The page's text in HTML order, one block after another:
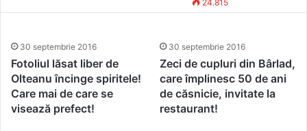
exclusivitate, interviu cu
Ionel Dancă, consilierul
primului ministru!
24.815
30 septembrie 2016
Fotoliul lăsat liber de
Olteanu încinge spiritele!
Care mai de care se
visează prefect!
30 septembrie 2016
Zeci de cupluri din Bârlad,
care împlinesc 50 de ani
de căsnicie, invitate la
restaurant!